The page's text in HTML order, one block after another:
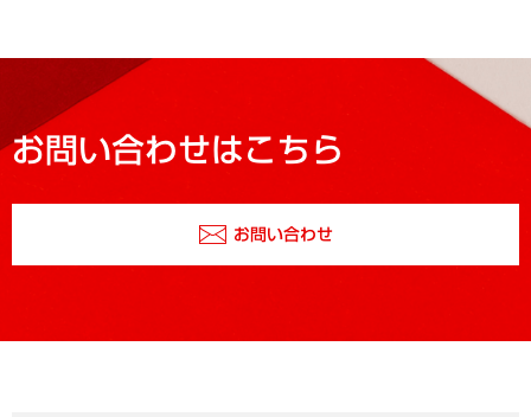
お問い合わせはこちら
お問い合わせ